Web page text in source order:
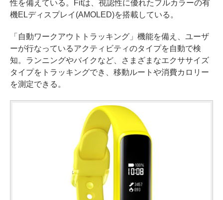
性を備えている。Fitは、視認性に優れたフルカラーの有
機ELディスプレイ(AMOLED)を搭載している。
「自動ワークアウトトラッキング」機能を備え、ユーザ
ーが行なっているアクティビティのタイプを自動で検
知。ランニングやバイクなど、さまざまなエクササイズ
タイプをトラッキングでき、移動ルートや消費カロリー
を測定できる。